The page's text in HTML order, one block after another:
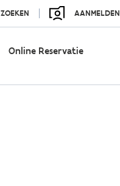
ZOEKEN AANMELDEN
Online Reservatie